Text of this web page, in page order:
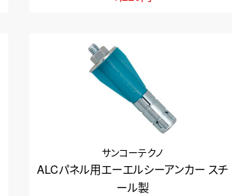
ALCパネル用エーエルシーアンカー スチ
ール製
サンコーテクノ